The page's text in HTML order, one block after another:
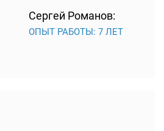
Сергей Романов:
ОПЫТ РАБОТЫ: 7 ЛЕТ